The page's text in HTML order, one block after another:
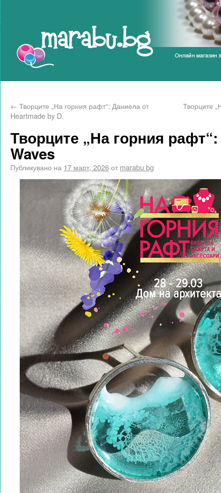
← Творците „На горния рафт“: Даниела от
Heartmade by D.
Творците
Творците „На горния
Waves
Публикувано на 17 март, 2026от marabu bg